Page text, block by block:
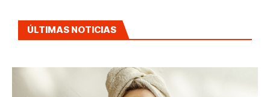
ÚLTIMAS NOTICIAS